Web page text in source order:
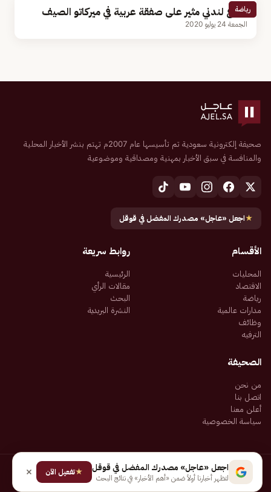
رياضة
صراع لندني مثير على صفقة عربية في ميركاتو الصيف
الجمعة 24 يوليو 2020
صحيفة إلكترونية سعودية تم تأسيسها عام 2007م تهتم بنشر الأخبار المحلية
والمنافسة في سبق الأخبار بمهنية ومصداقية وموضوعية
★اجعل «عاجل» مصدرك المفضل في قوقل
الأقسام
المحليات
الاقتصاد
رياضة
مدارات عالمية
وظائف
الترفيه
روابط سريعة
الرئيسية
مقالات الرأي
البحث
النشرة البريدية
الصحيفة
من نحن
اتصل بنا
أعلن معنا
سياسة الخصوصية
جميع الحقوق محفوظة لـ شركة إيجاز للنشر الإلكتروني المالكة لصحيفة عاجل
سياسة الخصوصيةشروط الاستخدام
اجعل «عاجل» مصدرك المفضل في قوقل
لتظهر أخبارنا أولاً ضمن «أهم الأخبار» في نتائج البحث
★تفعيل الآن